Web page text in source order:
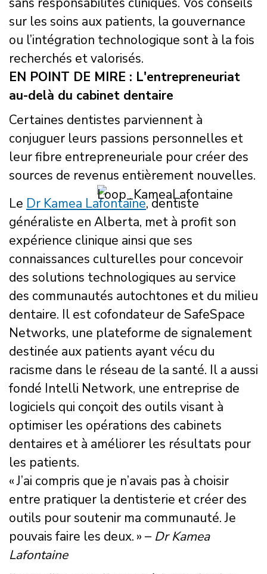
sur les soins aux patients, la gouvernance
ou l’intégration technologique sont à la fois
recherchés et valorisés.
EN POINT DE MIRE : L'entrepreneuriat
au-delà du cabinet dentaire
Certaines dentistes parviennent à
conjuguer leurs passions personnelles et
leur fibre entrepreneuriale pour créer des
sources de revenus entièrement nouvelles.
Le Dr Kamea Lafontaine, dentiste
généraliste en Alberta, met à profit son
expérience clinique ainsi que ses
connaissances culturelles pour concevoir
des solutions technologiques au service
des communautés autochtones et du milieu
dentaire. Il est cofondateur de SafeSpace
Networks, une plateforme de signalement
destinée aux patients ayant vécu du
racisme dans le réseau de la santé. Il a aussi
fondé Intelli Network, une entreprise de
logiciels qui conçoit des outils visant à
optimiser les opérations des cabinets
dentaires et à améliorer les résultats pour
les patients.
« J’ai compris que je n’avais pas à choisir
entre pratiquer la dentisterie et créer des
outils pour soutenir ma communauté. Je
pouvais faire les deux. » – Dr Kamea
Lafontaine